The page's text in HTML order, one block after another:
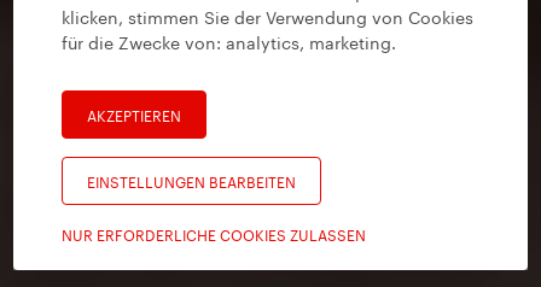
klicken, stimmen Sie der Verwendung von Cookies
für die Zwecke von:analytics, marketing.
AKZEPTIEREN
EINSTELLUNGEN BEARBEITEN
NUR ERFORDERLICHE COOKIES ZULASSEN